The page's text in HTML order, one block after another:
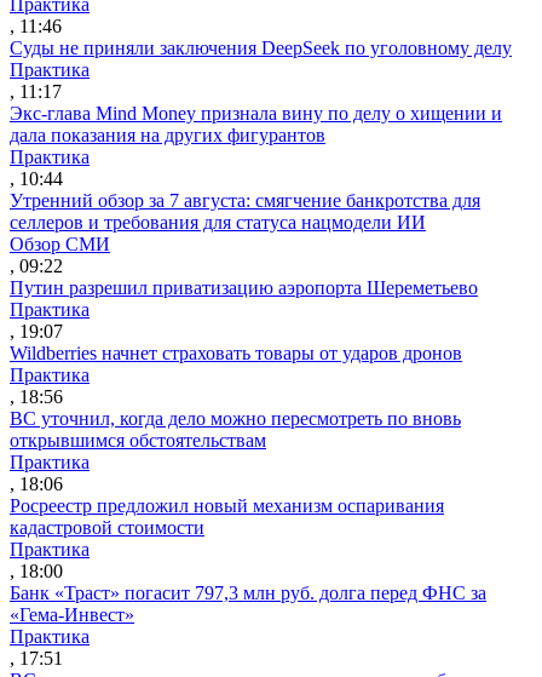
, 11:46
Суды не приняли заключения DeepSeek по уголовному делу
Практика
, 11:17
Экс-глава Mind Money признала вину по делу о хищении и
дала показания на других фигурантов
Практика
, 10:44
Утренний обзор за 7 августа: смягчение банкротства для
селлеров и требования для статуса нацмодели ИИ
Обзор СМИ
, 09:22
Путин разрешил приватизацию аэропорта Шереметьево
Практика
, 19:07
Wildberries начнет страховать товары от ударов дронов
Практика
, 18:56
ВС уточнил, когда дело можно пересмотреть по вновь
открывшимся обстоятельствам
Практика
, 18:06
Росреестр предложил новый механизм оспаривания
кадастровой стоимости
Практика
, 18:00
Банк «Траст» погасит 797,3 млн руб. долга перед ФНС за
«Гема-Инвест»
Практика
, 17:51